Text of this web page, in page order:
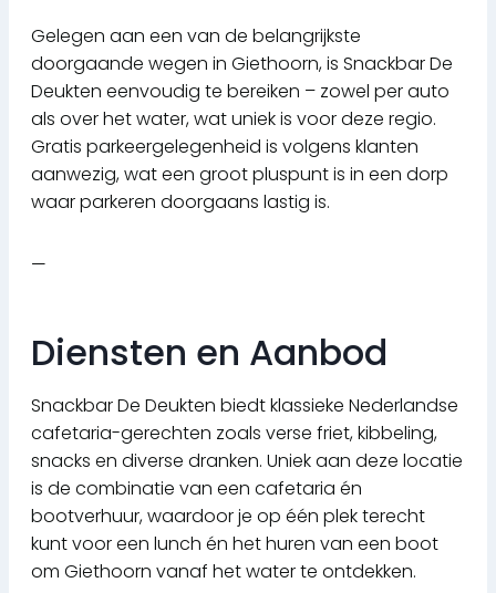
Gelegen aan een van de belangrijkste
doorgaande wegen in Giethoorn, is Snackbar De
Deukten eenvoudig te bereiken – zowel per auto
als over het water, wat uniek is voor deze regio.
Gratis parkeergelegenheid is volgens klanten
aanwezig, wat een groot pluspunt is in een dorp
waar parkeren doorgaans lastig is.
—
Diensten en Aanbod
Snackbar De Deukten biedt klassieke Nederlandse
cafetaria-gerechten zoals verse friet, kibbeling,
snacks en diverse dranken. Uniek aan deze locatie
is de combinatie van een cafetaria én
bootverhuur, waardoor je op één plek terecht
kunt voor een lunch én het huren van een boot
om Giethoorn vanaf het water te ontdekken.